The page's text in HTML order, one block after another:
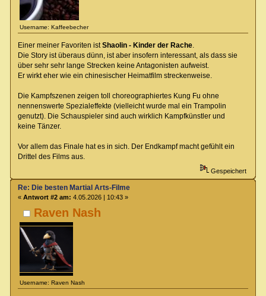
Username: Kaffeebecher
Einer meiner Favoriten istShaolin - Kinder der Rache.
Die Story ist überaus dünn, ist aber insofern interessant, als dass sie
über sehr sehr lange Strecken keine Antagonisten aufweist.
Er wirkt eher wie ein chinesischer Heimatfilm streckenweise.
Die Kampfszenen zeigen toll choreographiertes Kung Fu ohne
nennenswerte Spezialeffekte (vielleicht wurde mal ein Trampolin
genutzt). Die Schauspieler sind auch wirklich Kampfkünstler und
keine Tänzer.
Vor allem das Finale hat es in sich. Der Endkampf macht gefühlt ein
Drittel des Films aus.
Gespeichert
Raven Nash
Username: Raven Nash
Re: Die besten Martial Arts-Filme
« Antwort #2 am: 4.05.2026 | 10:43 »